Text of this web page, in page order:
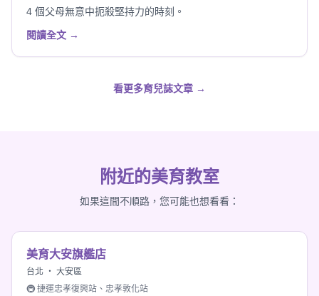
4 個父母無意中扼殺堅持力的時刻。
閱讀全文 →
看更多育兒誌文章 →
附近的美育教室
如果這間不順路，您可能也想看看：
美育大安旗艦店
台北 ・ 大安區
🚇 捷運忠孝復興站、忠孝敦化站